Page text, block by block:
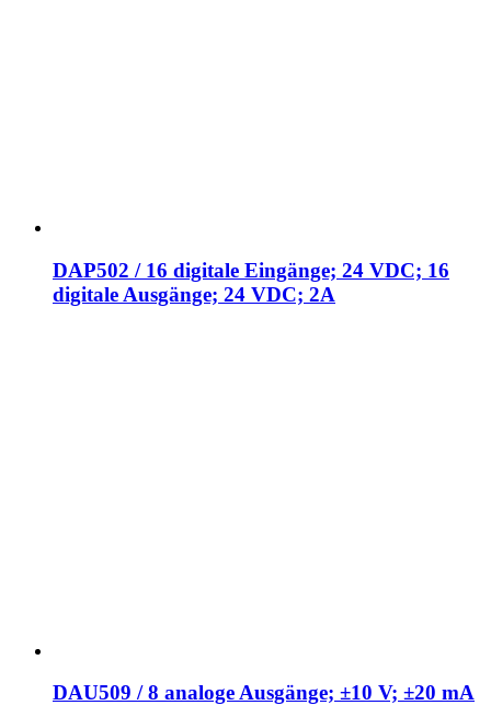
DAP502 / 16 digitale Eingänge; 24 VDC; 16
digitale Ausgänge; 24 VDC; 2A
DAU509 / 8 analoge Ausgänge; ±10 V; ±20 mA